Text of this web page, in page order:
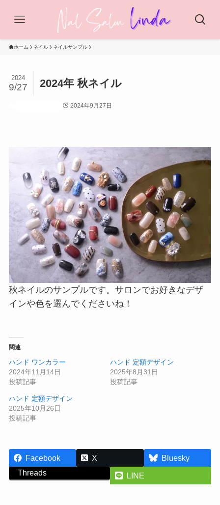
ホーム ネイル ネイルサンプル
2024年 秋ネイル
2024
9/27
2024年9月27日
秋ネイルのサンプルです。サロンでお好きなデザ
インや色を選んでくださいね！
関連
ハンド ワンカラー
2024年11月14日
投稿記事
ハンド 定額デザイン
2025年8月31日
投稿記事
ハンド 定額デザイン
2025年10月26日
投稿記事
Facebook X
Bluesky
Threads
LINE